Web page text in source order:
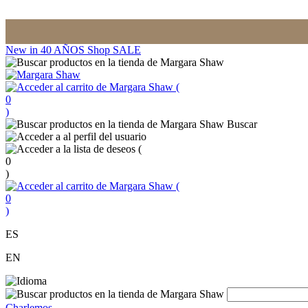
New in 40 AÑOS Shop SALE
(
0
)
Buscar
(
0
)
(
0
)
ES
EN